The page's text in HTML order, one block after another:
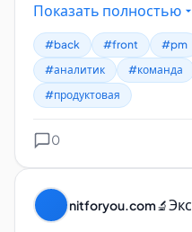
Очень важно: всегда
в формате:«У
решаем проблему
помогаем
Project manager
—
(пользователя).
принятую
Показать полностью
#back #front #pm
#аналитик
#команда
#продуктовая
0
nitforyou.com🔬